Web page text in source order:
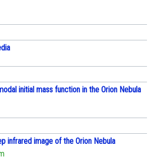
initial mass function in the Orion Nebula
infrared image of the Orion Nebula